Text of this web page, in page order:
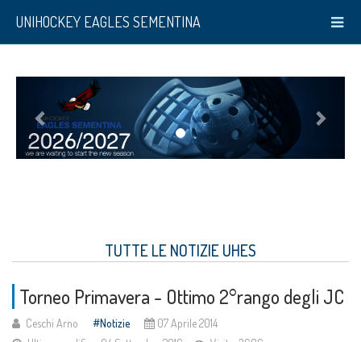
UNIHOCKEY EAGLES SEMENTINA
TUTTE LE NOTIZIE UHES
Torneo Primavera - Ottimo 2°rango degli JC
Ceschi Arno Notizie
07 Aprile 2014